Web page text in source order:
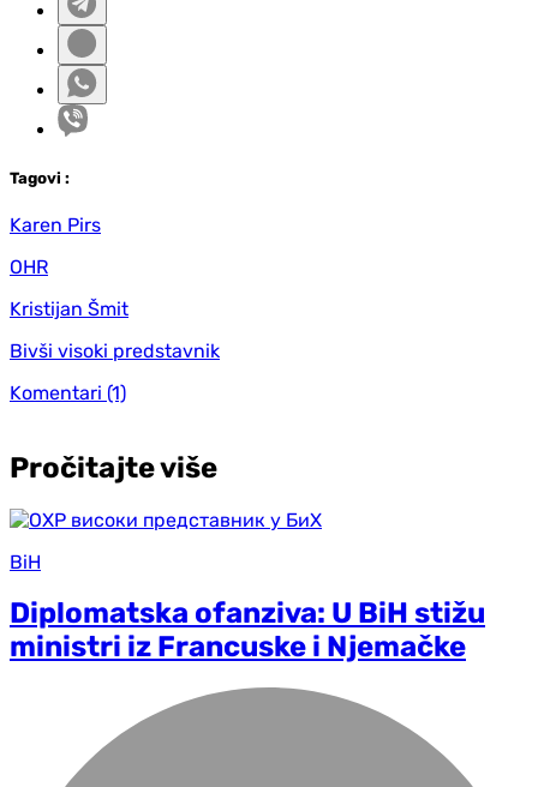
Tagovi :
Karen Pirs
OHR
Kristijan Šmit
Bivši visoki predstavnik
Komentari (1)
Pročitajte više
BiH
Diplomatska ofanziva: U BiH stižu
ministri iz Francuske i Njemačke